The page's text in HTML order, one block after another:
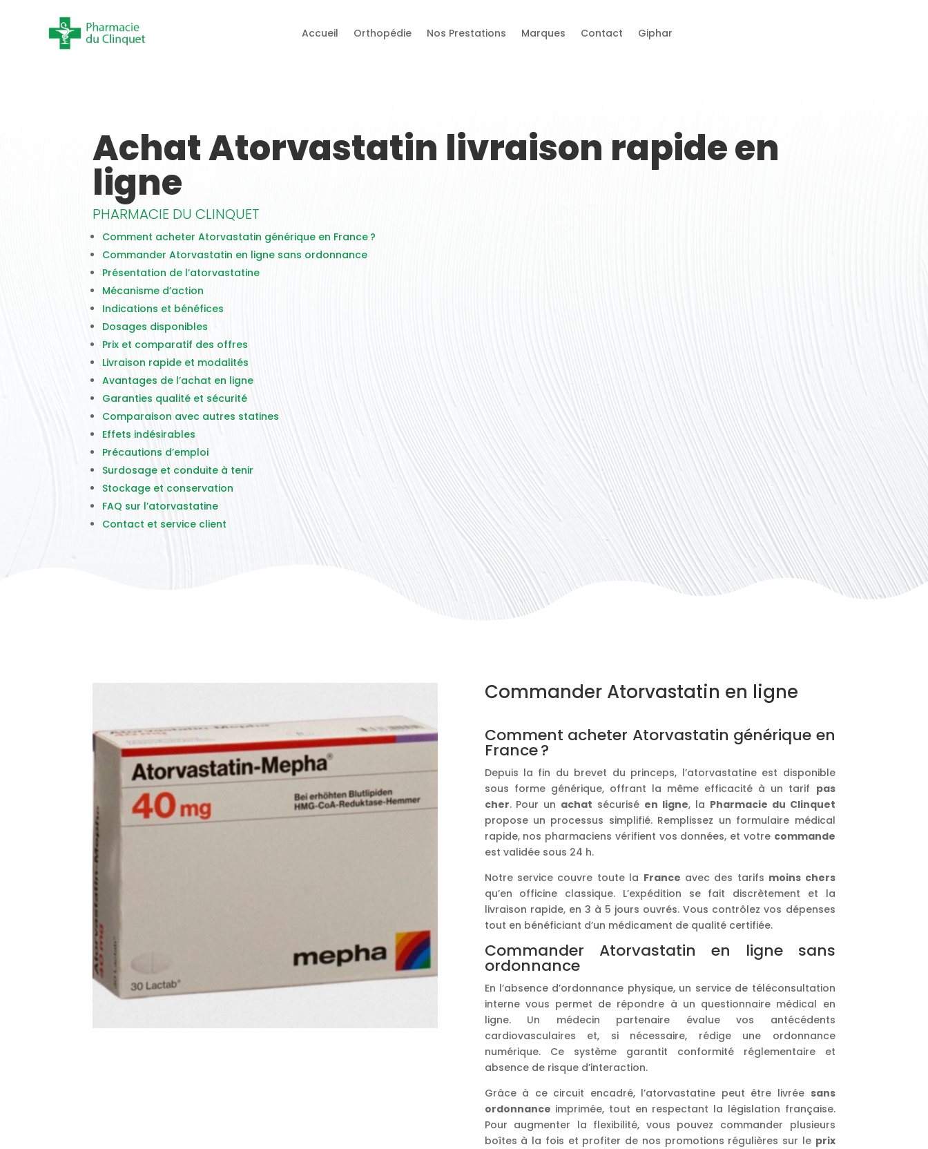
Accueil Orthopédie Nos Prestations Marques Contact Giphar
Achat Atorvastatin livraison rapide en
ligne
PHARMACIE DU CLINQUET
Comment acheter Atorvastatin générique en France ?
Commander Atorvastatin en ligne sans ordonnance
Présentation de l’atorvastatine
Mécanisme d’action
Indications et bénéfices
Dosages disponibles
Prix et comparatif des offres
Livraison rapide et modalités
Avantages de l’achat en ligne
Garanties qualité et sécurité
Comparaison avec autres statines
Effets indésirables
Précautions d’emploi
Surdosage et conduite à tenir
Stockage et conservation
FAQ sur l’atorvastatine
Contact et service client
Commander Atorvastatin en ligne
Comment acheter Atorvastatin générique en
France ?
Depuis la fin du brevet du princeps, l’atorvastatine est disponible
sous forme générique, offrant la même efficacité à un tarif pas
cher. Pour un achat sécurisé en ligne, la Pharmacie du Clinquet
propose un processus simplifié. Remplissez un formulaire médical
rapide, nos pharmaciens vérifient vos données, et votre commande
est validée sous 24 h.
Notre service couvre toute la France avec des tarifs moins chers
qu’en officine classique. L’expédition se fait discrètement et la
livraison rapide, en 3 à 5 jours ouvrés. Vous contrôlez vos dépenses
tout en bénéficiant d’un médicament de qualité certifiée.
Commander Atorvastatin en ligne sans
ordonnance
En l’absence d’ordonnance physique, un service de téléconsultation
interne vous permet de répondre à un questionnaire médical en
ligne. Un médecin partenaire évalue vos antécédents
cardiovasculaires et, si nécessaire, rédige une ordonnance
numérique. Ce système garantit conformité réglementaire et
absence de risque d’interaction.
Grâce à ce circuit encadré, l’atorvastatine peut être livrée sans
ordonnance imprimée, tout en respectant la législation française.
Pour augmenter la flexibilité, vous pouvez commander plusieurs
boîtes à la fois et profiter de nos promotions régulières sur le prix